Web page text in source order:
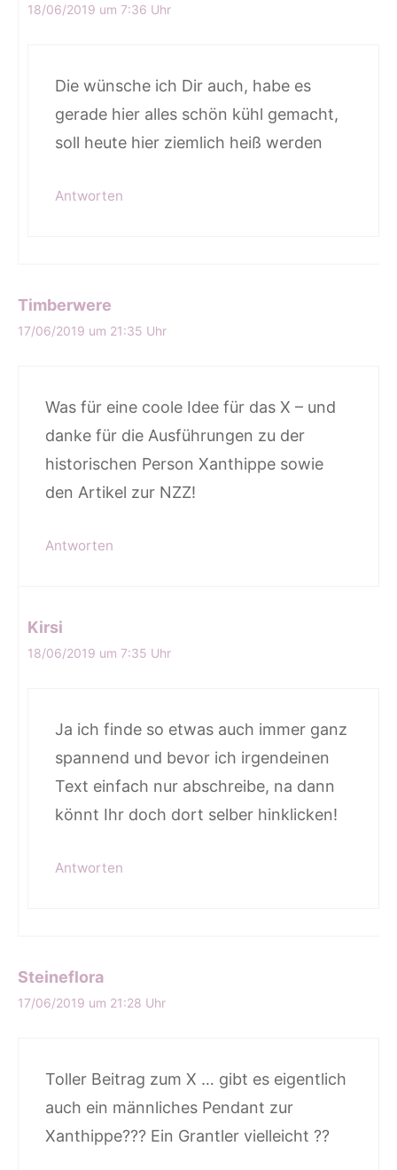
18/06/2019 um 7:36 Uhr
Die wünsche ich Dir auch, habe es
gerade hier alles schön kühl gemacht,
soll heute hier ziemlich heiß werden
Antworten
Timberwere
17/06/2019 um 21:35 Uhr
Was für eine coole Idee für das X – und
danke für die Ausführungen zu der
historischen Person Xanthippe sowie
den Artikel zur NZZ!
Antworten
Kirsi
18/06/2019 um 7:35 Uhr
Ja ich finde so etwas auch immer ganz
spannend und bevor ich irgendeinen
Text einfach nur abschreibe, na dann
könnt Ihr doch dort selber hinklicken!
Antworten
Steineflora
17/06/2019 um 21:28 Uhr
Toller Beitrag zum X … gibt es eigentlich
auch ein männliches Pendant zur
Xanthippe??? Ein Grantler vielleicht ??